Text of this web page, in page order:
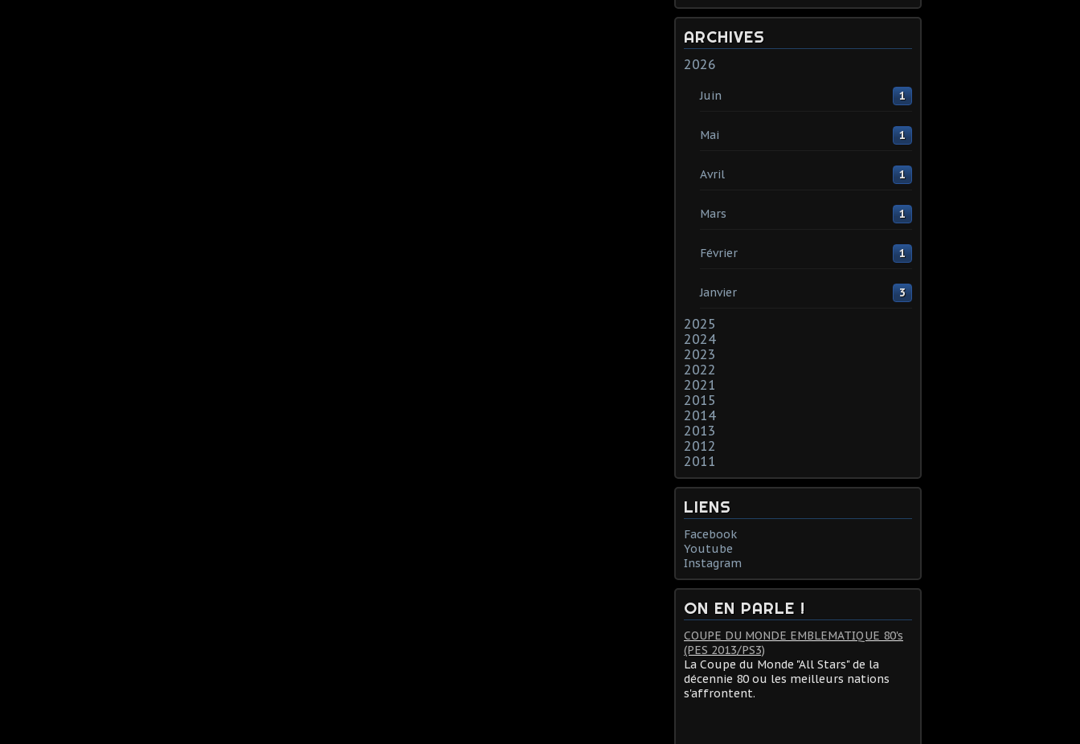
ARCHIVES
2026
Juin 1
Mai 1
Avril 1
Mars 1
Février 1
Janvier 3
2025
2024
2023
2022
2021
2015
2014
2013
2012
2011
LIENS
Facebook
Youtube
Instagram
ON EN PARLE !
COUPE DU MONDE EMBLEMATIQUE 80's
(PES 2013/PS3)
La Coupe du Monde "All Stars" de la
décennie 80 ou les meilleurs nations
s'affrontent.